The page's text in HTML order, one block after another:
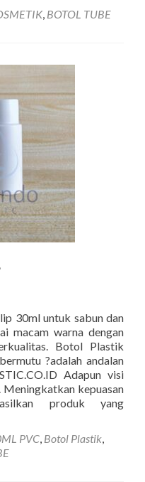
, BOTOL TUBE
30ml untuk sabun dan
macam warna dengan
Botol Plastik
?adalah andalan
Adapun visi
Meningkatkan kepuasan
produk yang
PVC, Botol Plastik,